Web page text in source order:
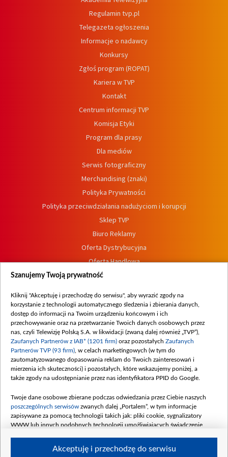
Regulamin tvp.pl
Telegazeta ogłoszenia
Informacje o nadawcy
Konkursy
Zgłoś program (ROPAT)
Kariera w TVP
Kontakt
Centrum informacji TVP
Komisja Etyki
Program dla prasy
Dla mediów
Serwis fotograficzny
Merchandising (znaki)
Polityka Prywatności
Polityka przeciwdziałania nadużyciom i korupcji
Sklep TVP
Biuro Reklamy
Oferta Dystrybucyjna
Oferta Handlowa
Dostępność
Procedura zgłoszeń wewnętrznych
Szanujemy Twoją prywatność
Kliknij "Akceptuję i przechodzę do serwisu", aby wyrazić zgody na
korzystanie z technologii automatycznego śledzenia i zbierania danych,
dostęp do informacji na Twoim urządzeniu końcowym i ich
przechowywanie oraz na przetwarzanie Twoich danych osobowych przez
nas, czyli Telewizję Polską S.A. w likwidacji (zwaną dalej również „TVP”),
Zaufanych Partnerów z IAB* (1201 firm) oraz pozostałych Zaufanych
Partnerów TVP (93 firm) , w celach marketingowych (w tym do
zautomatyzowanego dopasowania reklam do Twoich zainteresowań i
mierzenia ich skuteczności) i pozostałych, które wskazujemy poniżej, a
także zgody na udostępnianie przez nas identyfikatora PPID do Google.
Twoje dane osobowe zbierane podczas odwiedzania przez Ciebie naszych
poszczególnych serwisów zwanych dalej „Portalem”, w tym informacje
zapisywane za pomocą technologii takich jak: pliki cookie, sygnalizatory
WWW lub innych podobnych technologii umożliwiających świadczenie
Akceptuję i przechodzę do serwisu